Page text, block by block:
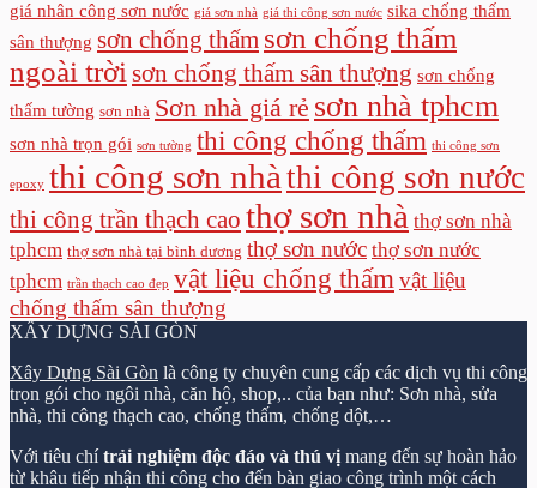
giá nhân công sơn nước giá sơn nhà giá thi công sơn nước sika chống thấm
sân thượng sơn chống thấm sơn chống thấm
ngoài trời sơn chống thấm sân thượng sơn chống
thấm tường sơn nhà Sơn nhà giá rẻ sơn nhà tphcm
sơn nhà trọn gói sơn tường thi công chống thấm thi công sơn
epoxy thi công sơn nhà thi công sơn nước
thi công trần thạch cao thợ sơn nhà thợ sơn nhà
tphcm thợ sơn nhà tại bình dương thợ sơn nước thợ sơn nước
tphcm trần thạch cao đẹp vật liệu chống thấm vật liệu
chống thấm sân thượng
XÂY DỰNG SÀI GÒN
Xây Dựng Sài Gòn là công ty chuyên cung cấp các dịch vụ thi công
trọn gói cho ngôi nhà, căn hộ, shop,.. của bạn như: Sơn nhà, sửa
nhà, thi công thạch cao, chống thấm, chống dột,…
Với tiêu chítrải nghiệm độc đáo và thú vị mang đến sự hoàn hảo
từ khâu tiếp nhận thi công cho đến bàn giao công trình một cách